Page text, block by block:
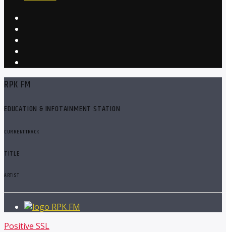
RPK FM
EDUCATION & INFOTAINMENT STATION
CURRENT TRACK
TITLE
ARTIST
RPK FM
Positive SSL